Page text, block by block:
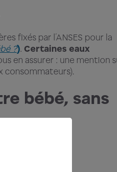
fixés par l’ANSES pour la
?). Certaines eaux
en assurer : une mention
consommateurs).
bébé, sans
: